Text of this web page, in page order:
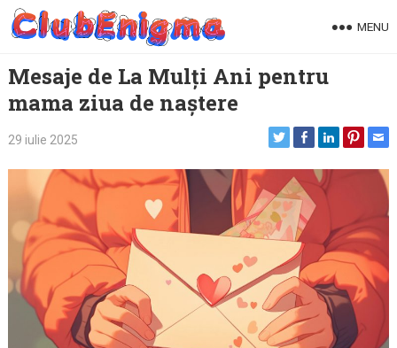
Skip
MENU
Mesaje de La Mulți Ani pentru
mama ziua de naștere
29 iulie 2025